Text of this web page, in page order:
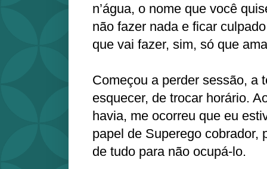
n’água, o nome que você
não fazer nada e ficar
que vai fazer, sim, só que
Começou a perder sessão, a
esquecer, de trocar horário.
havia, me ocorreu que eu
papel de Superego cobrador,
de tudo para não ocupá-lo.